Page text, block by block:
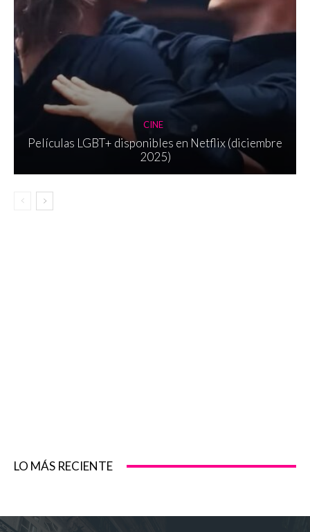
CINE
Películas LGBT+ disponibles en Netflix (diciembre
2025)
LO MÁS RECIENTE